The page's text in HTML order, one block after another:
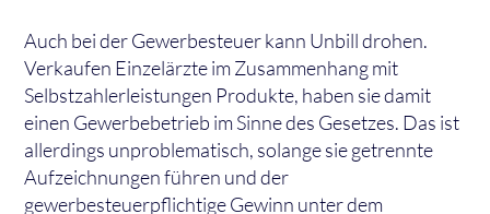
Auch bei der Gewerbesteuer kann Unbill drohen.
Verkaufen Einzelärzte im Zusammenhang mit
Selbstzahlerleistungen Produkte, haben sie damit
einen Gewerbebetrieb im Sinne des Gesetzes. Das ist
allerdings unproblematisch, solange sie getrennte
Aufzeichnungen führen und der
gewerbesteuerpflichtige Gewinn unter dem